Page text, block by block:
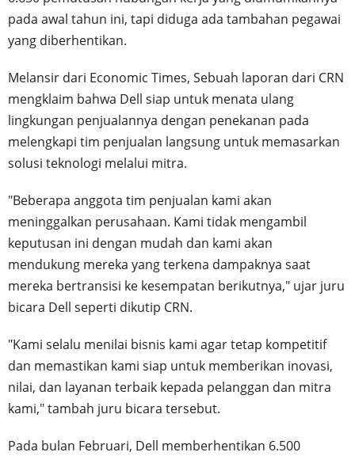
pada awal tahun ini, tapi diduga ada tambahan pegawai
yang diberhentikan.
Melansir dari Economic Times, Sebuah laporan dari CRN
mengklaim bahwa Dell siap untuk menata ulang
lingkungan penjualannya dengan penekanan pada
melengkapi tim penjualan langsung untuk memasarkan
solusi teknologi melalui mitra.
"Beberapa anggota tim penjualan kami akan
meninggalkan perusahaan. Kami tidak mengambil
keputusan ini dengan mudah dan kami akan
mendukung mereka yang terkena dampaknya saat
mereka bertransisi ke kesempatan berikutnya," ujar juru
bicara Dell seperti dikutip CRN.
"Kami selalu menilai bisnis kami agar tetap kompetitif
dan memastikan kami siap untuk memberikan inovasi,
nilai, dan layanan terbaik kepada pelanggan dan mitra
kami," tambah juru bicara tersebut.
Pada bulan Februari, Dell memberhentikan 6.500